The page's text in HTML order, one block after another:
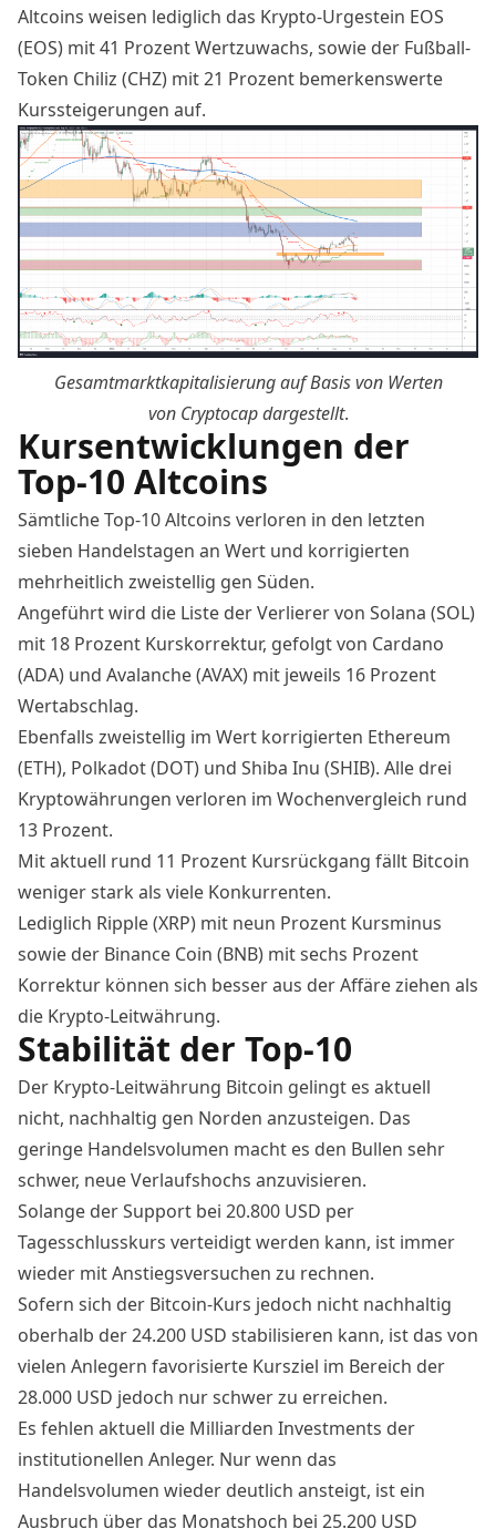
Altcoins weisen lediglich das Krypto-Urgestein EOS
(EOS) mit 41 Prozent Wertzuwachs, sowie der Fußball-
Token Chiliz (CHZ) mit 21 Prozent bemerkenswerte
Kurssteigerungen auf.
Gesamtmarktkapitalisierung auf Basis von Werten
von Cryptocapdargestellt.
Kursentwicklungen der
Top-10 Altcoins
Sämtliche Top-10 Altcoins verloren in den letzten
sieben Handelstagen an Wert und korrigierten
mehrheitlich zweistellig gen Süden.
Angeführt wird die Liste der Verlierer von Solana (SOL)
mit 18 Prozent Kurskorrektur, gefolgt von Cardano
(ADA) und Avalanche (AVAX) mit jeweils 16 Prozent
Wertabschlag.
Ebenfalls zweistellig im Wert korrigierten Ethereum
(ETH), Polkadot (DOT) und Shiba Inu (SHIB). Alle drei
Kryptowährungen verloren im Wochenvergleich rund
13 Prozent.
Mit aktuell rund 11 Prozent Kursrückgang fällt Bitcoin
weniger stark als viele Konkurrenten.
Lediglich Ripple (XRP) mit neun Prozent Kursminus
sowie der Binance Coin (BNB) mit sechs Prozent
Korrektur können sich besser aus der Affäre ziehen als
die Krypto-Leitwährung.
Stabilität der Top-10
Der Krypto-Leitwährung Bitcoin gelingt es aktuell
nicht, nachhaltig gen Norden anzusteigen. Das
geringe Handelsvolumen macht es den Bullen sehr
schwer, neue Verlaufshochs anzuvisieren.
Solange der Support bei 20.800 USD per
Tagesschlusskurs verteidigt werden kann, ist immer
wieder mit Anstiegsversuchen zu rechnen.
Sofern sich der Bitcoin-Kurs jedoch nicht nachhaltig
oberhalb der 24.200 USD stabilisieren kann, ist das von
vielen Anlegern favorisierte Kursziel im Bereich der
28.000 USD jedoch nur schwer zu erreichen.
Es fehlen aktuell die Milliarden Investments der
institutionellen Anleger. Nur wenn das
Handelsvolumen wieder deutlich ansteigt, ist ein
Ausbruch über das Monatshoch bei 25.200 USD